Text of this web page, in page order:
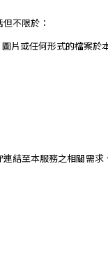
不限於：
片或任何形式的檔案於
結至本服務之相關需求